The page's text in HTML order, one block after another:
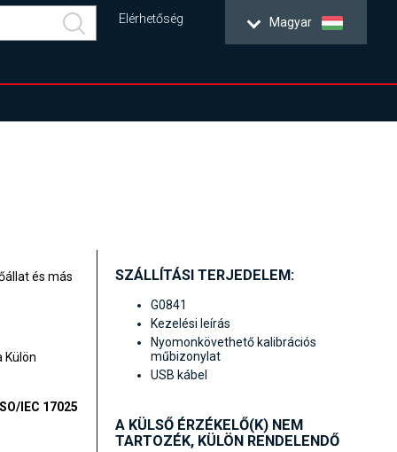
Magyar
Elérhetőség
és más
Külön
IEC 17025
SZÁLLÍTÁSI TERJEDELEM:
G0841
Kezelési leírás
Nyomonkövethető kalibrációs
műbizonylat
USB kábel
A KÜLSŐ ÉRZÉKELŐ(K) NEM
TARTOZÉK, KÜLÖN RENDELENDŐ